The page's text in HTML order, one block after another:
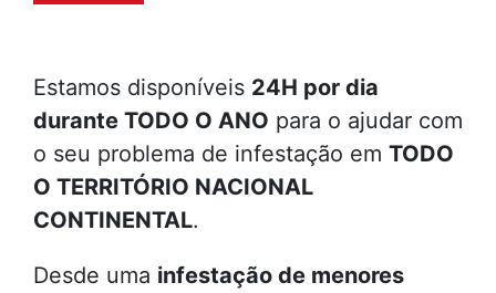
Estamos disponíveis 24H por dia
durante TODO O ANO para o ajudar com
o seu problema de infestação em TODO
O TERRITÓRIO NACIONAL
CONTINENTAL.
Desde uma infestação de menores